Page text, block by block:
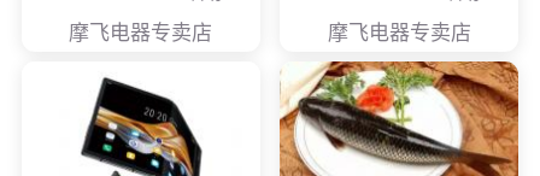
摩飞电器专卖店 摩飞电器专卖店